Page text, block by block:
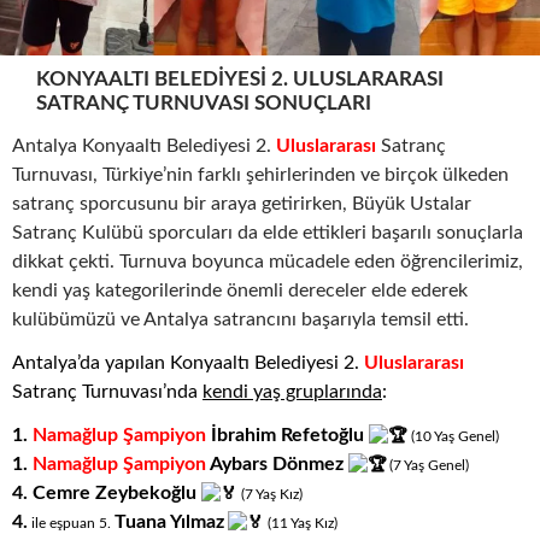
KONYAALTI BELEDIYESI 2. ULUSLARARASI
SATRANÇ TURNUVASI SONUÇLARI
Antalya Konyaaltı Belediyesi 2. Uluslararası Satranç
Turnuvası, Türkiye’nin farklı şehirlerinden ve birçok ülkeden
satranç sporcusunu bir araya getirirken, Büyük Ustalar
Satranç Kulübü sporcuları da elde ettikleri başarılı sonuçlarla
dikkat çekti. Turnuva boyunca mücadele eden öğrencilerimiz,
kendi yaş kategorilerinde önemli dereceler elde ederek
kulübümüzü ve Antalya satrancını başarıyla temsil etti.
Antalya’da yapılan Konyaaltı Belediyesi 2. Uluslararası
Satranç Turnuvası’nda kendi yaş gruplarında:
1. Namağlup Şampiyon İbrahim Refetoğlu (10Yaş Genel)
1. Namağlup ŞampiyonAybars Dönmez (7Yaş Genel)
4. Cemre Zeybekoğlu (7Yaş Kız)
4. ile eşpuan 5. Tuana Yılmaz (11 Yaş Kız)